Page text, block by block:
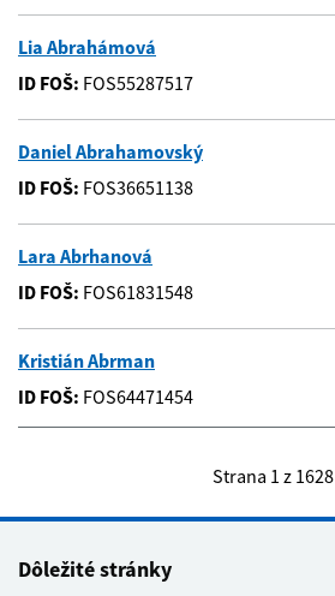
Lia Abrahámová
ID FOŠ: FOS55287517
Daniel Abrahamovský
ID FOŠ: FOS36651138
Lara Abrhanová
ID FOŠ: FOS61831548
Kristián Abrman
ID FOŠ: FOS64471454
Strana 1 z 1628
Dôležité stránky